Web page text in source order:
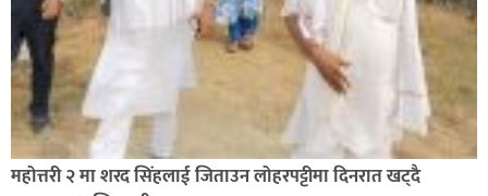
रक्तदान सेवामा जिल्लामै दोस्रो स्थान ल्याएकोमा जनमत नेताद्वय
रेडक्रस सिराहा द्वारा सम्मानित
महोत्तरी २ मा शरद सिंहलाई जिताउन लोहरपट्टीमा दिनरात खट्दै